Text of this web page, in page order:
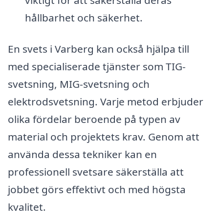
hållbarhet och säkerhet.
En svets i Varberg kan också hjälpa till
med specialiserade tjänster som TIG-
svetsning, MIG-svetsning och
elektrodsvetsning. Varje metod erbjuder
olika fördelar beroende på typen av
material och projektets krav. Genom att
använda dessa tekniker kan en
professionell svetsare säkerställa att
jobbet görs effektivt och med högsta
kvalitet.